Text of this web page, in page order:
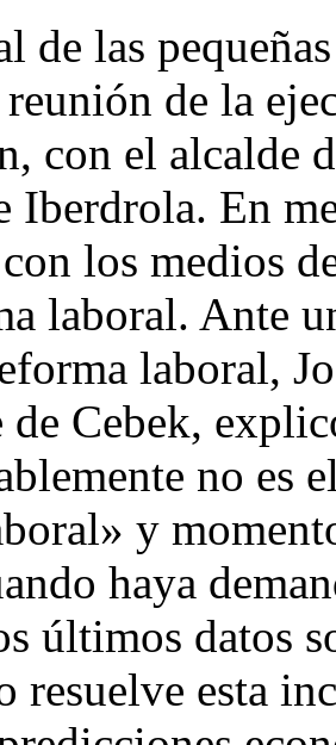
de las
de la
con el alcalde
Iberdrola. En
los medios
laboral. Ante
laboral,
de Cebek,
no es
y
haya
últimos datos
resuelve esta